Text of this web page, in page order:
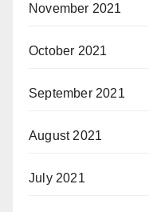
November 2021
October 2021
September 2021
August 2021
July 2021